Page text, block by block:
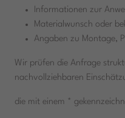
Informationen zur
Materialwunsch oder
Angaben zu Montage,
Wir prüfen die Anfrage
nachvollziehbaren
die mit einem *